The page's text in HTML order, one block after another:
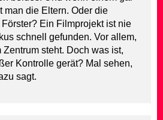
man die Eltern. Oder die
Ein Filmprojekt ist nie
schnell gefunden. Vor allem,
steht. Doch was ist,
Kontrolle gerät? Mal sehen,
sagt.